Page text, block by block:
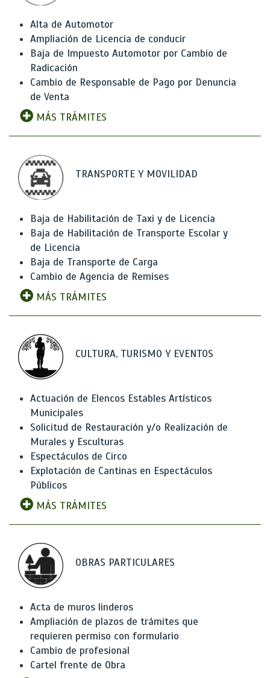
Alta de Automotor
Ampliación de Licencia de conducir
Baja de Impuesto Automotor por Cambio de
Radicación
Cambio de Responsable de Pago por Denuncia
de Venta
MÁS TRÁMITES
TRANSPORTE Y MOVILIDAD
Baja de Habilitación de Taxi y de Licencia
Baja de Habilitación de Transporte Escolar y
de Licencia
Baja de Transporte de Carga
Cambio de Agencia de Remises
MÁS TRÁMITES
CULTURA, TURISMO Y EVENTOS
Actuación de Elencos Estables Artísticos
Municipales
Solicitud de Restauración y/o Realización de
Murales y Esculturas
Espectáculos de Circo
Explotación de Cantinas en Espectáculos
Públicos
MÁS TRÁMITES
OBRAS PARTICULARES
Acta de muros linderos
Ampliación de plazos de trámites que
requieren permiso con formulario
Cambio de profesional
Cartel frente de Obra